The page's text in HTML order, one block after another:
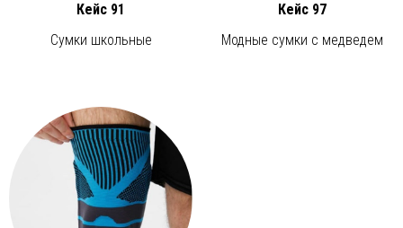
Кейс 91
Сумки школьные
Кейс 97
Модные сумки с медведем